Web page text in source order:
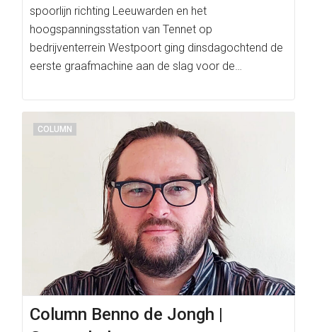
spoorlijn richting Leeuwarden en het
hoogspanningsstation van Tennet op
bedrijventerrein Westpoort ging dinsdagochtend de
eerste graafmachine aan de slag voor de…
COLUMN
Column Benno de Jongh |